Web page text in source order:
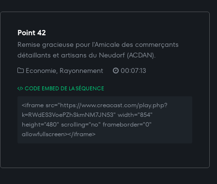
Point 42
Remise gracieuse pour l'Amicale des commerçants
détaillants et artisans du Neudorf (ACDAN).
Economie, Rayonnement
00:07:13
CODE EMBED DE LA SÉQUENCE
<iframe src="https://www.creacast.com/play.php?
k=RWdES3VoePZhSkmNM7JN53" width="854"
height="480" scrolling="no" frameborder="0"
allowfullscreen></iframe>